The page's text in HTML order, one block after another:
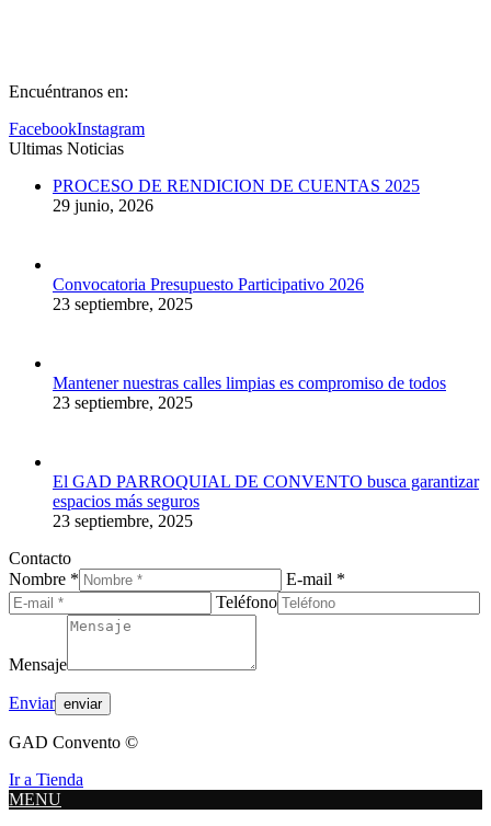
Encuéntranos en:
FacebookInstagram
Ultimas Noticias
PROCESO DE RENDICION DE CUENTAS 2025
29 junio, 2026
Convocatoria Presupuesto Participativo 2026
23 septiembre, 2025
Mantener nuestras calles limpias es compromiso de todos
23 septiembre, 2025
El GAD PARROQUIAL DE CONVENTO busca garantizar
espacios más seguros
23 septiembre, 2025
Contacto
Nombre *
E-mail *
Teléfono
Mensaje
Enviar
GAD Convento ©
Ir a Tienda
MENU